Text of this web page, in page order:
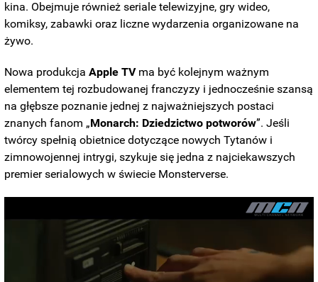
kina. Obejmuje również seriale telewizyjne, gry wideo,
komiksy, zabawki oraz liczne wydarzenia organizowane na
żywo.
Nowa produkcjaApple TVma być kolejnym ważnym
elementem tej rozbudowanej franczyzy i jednocześnie szansą
na głębsze poznanie jednej z najważniejszych postaci
znanych fanom „Monarch: Dziedzictwo potworów”. Jeśli
twórcy spełnią obietnice dotyczące nowych Tytanów i
zimnowojennej intrygi, szykuje się jedna z najciekawszych
premier serialowych w świecie Monsterverse.